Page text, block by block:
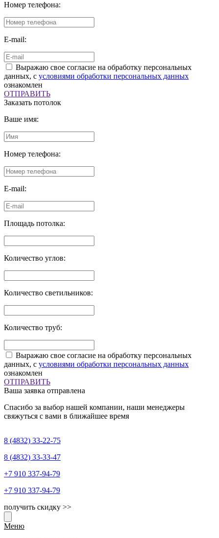
Номер телефона:
E-mail:
Выражаю свое согласие на обработку персональных
данных, с условиями обработки персональных данных
ознакомлен
ОТПРАВИТЬ
Заказать потолок
Ваше имя:
Номер телефона:
E-mail:
Площадь потолка:
Количество углов:
Количество светильников:
Количество труб:
Выражаю свое согласие на обработку персональных
данных, с условиями обработки персональных данных
ознакомлен
ОТПРАВИТЬ
Ваша заявка отправлена
Спасибо за выбор нашей компании, наши менеджеры
свяжуться с вами в ближайшее время
8 (4832) 33-22-75
8 (4832) 33-33-47
+7 910 337-94-79
+7 910 337-94-79
получить скидку >>
Меню